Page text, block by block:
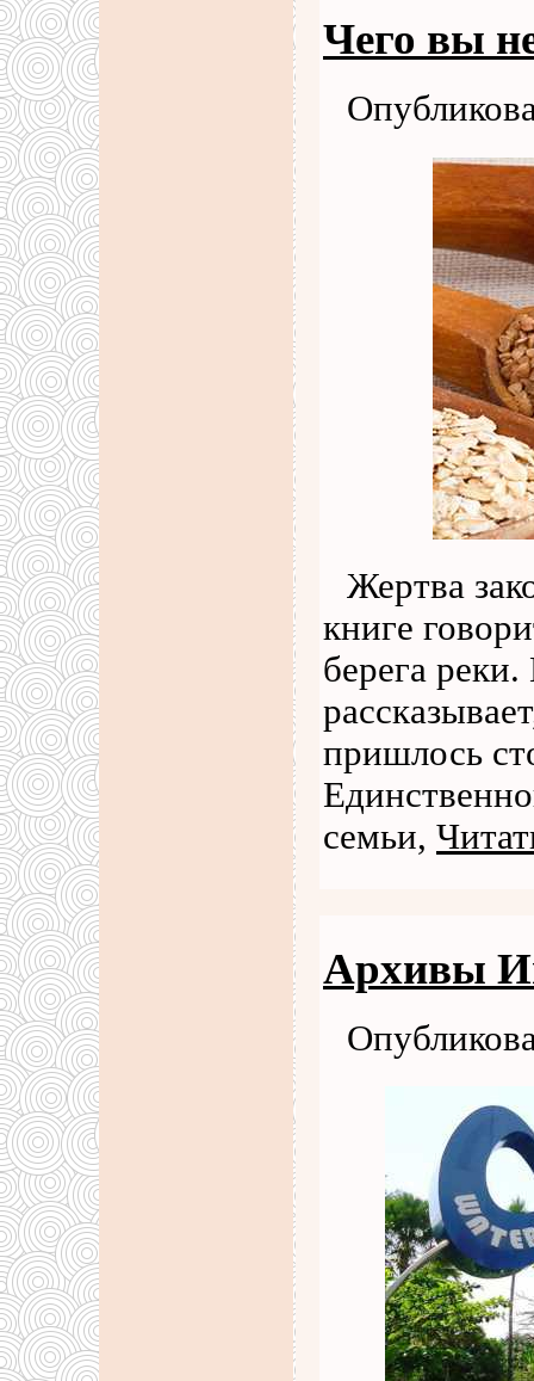
Чего вы
Жертва
книге
берега
пришлось
семьи,
Архивы